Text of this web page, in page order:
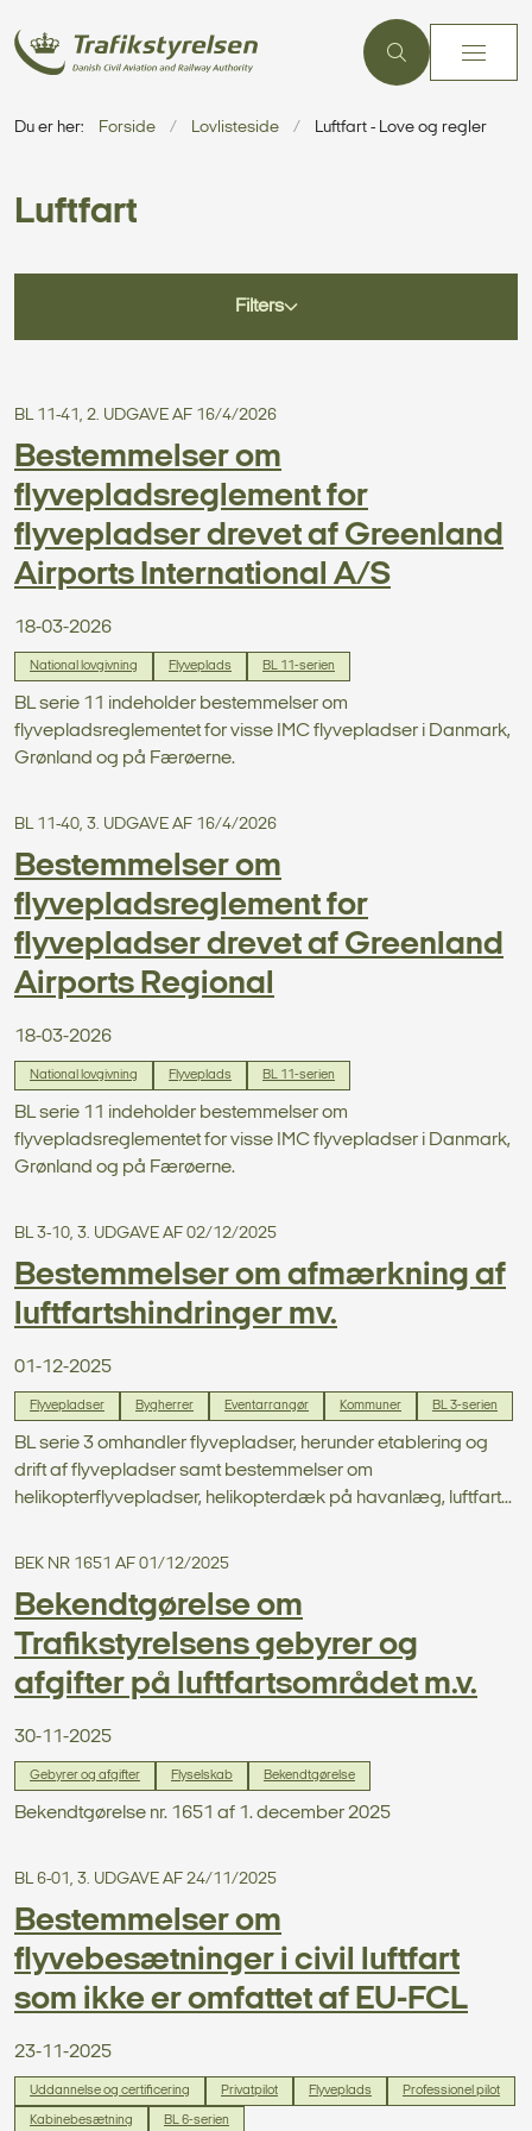
Du er her: Forside Lovlisteside Luftfart - Love og regler
Luftfart
Filters
BL 11-41, 2. UDGAVE AF 16/4/2026
Bestemmelser om
flyvepladsreglement for
flyvepladser drevet af Greenland
Airports International A/S
18-03-2026
National lovgivning Flyveplads BL 11-serien
BL serie 11 indeholder bestemmelser om
flyvepladsreglementet for visse IMC flyvepladser i Danmark,
Grønland og på Færøerne.
BL 11-40, 3. UDGAVE AF 16/4/2026
Bestemmelser om
flyvepladsreglement for
flyvepladser drevet af Greenland
Airports Regional
18-03-2026
National lovgivning Flyveplads BL 11-serien
BL serie 11 indeholder bestemmelser om
flyvepladsreglementet for visse IMC flyvepladser i Danmark,
Grønland og på Færøerne.
BL 3-10, 3. UDGAVE AF 02/12/2025
Bestemmelser om afmærkning af
luftfartshindringer mv.
01-12-2025
Flyvepladser Bygherrer Eventarrangør Kommuner BL 3-serien
BL serie 3 omhandler flyvepladser, herunder etablering og
drift af flyvepladser samt bestemmelser om
helikopterflyvepladser, helikopterdæk på havanlæg, luftfart...
BEK NR 1651 AF 01/12/2025
Bekendtgørelse om
Trafikstyrelsens gebyrer og
afgifter på luftfartsområdet m.v.
30-11-2025
Gebyrer og afgifter Flyselskab Bekendtgørelse
Bekendtgørelse nr. 1651 af 1. december 2025
BL 6-01, 3. UDGAVE AF 24/11/2025
Bestemmelser om
flyvebesætninger i civil luftfart
som ikke er omfattet af EU-FCL
23-11-2025
Uddannelse og certificering Privatpilot Flyveplads Professionel pilot
Kabinebesætning BL 6-serien